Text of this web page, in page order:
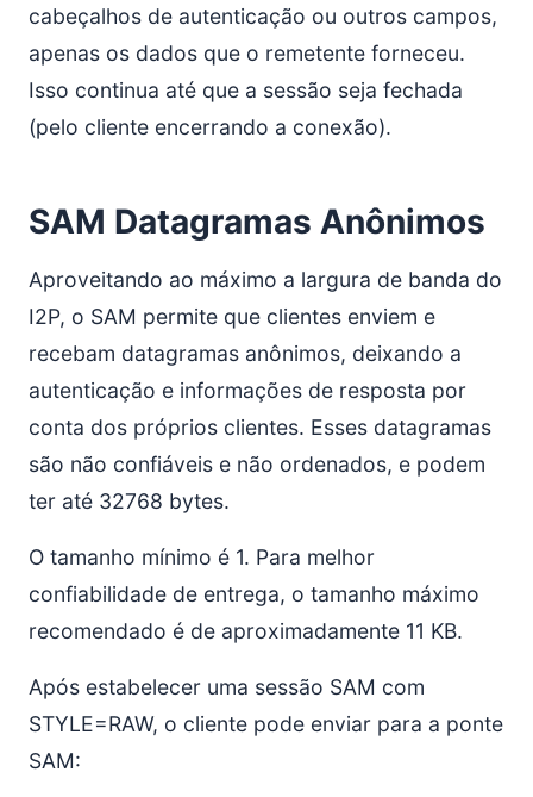
cabeçalhos de autenticação ou outros campos,
apenas os dados que o remetente forneceu.
Isso continua até que a sessão seja fechada
(pelo cliente encerrando a conexão).
SAM Datagramas Anônimos
Aproveitando ao máximo a largura de banda do
I2P, o SAM permite que clientes enviem e
recebam datagramas anônimos, deixando a
autenticação e informações de resposta por
conta dos próprios clientes. Esses datagramas
são não confiáveis e não ordenados, e podem
ter até 32768 bytes.
O tamanho mínimo é 1. Para melhor
confiabilidade de entrega, o tamanho máximo
recomendado é de aproximadamente 11 KB.
Após estabelecer uma sessão SAM com
STYLE=RAW, o cliente pode enviar para a ponte
SAM: